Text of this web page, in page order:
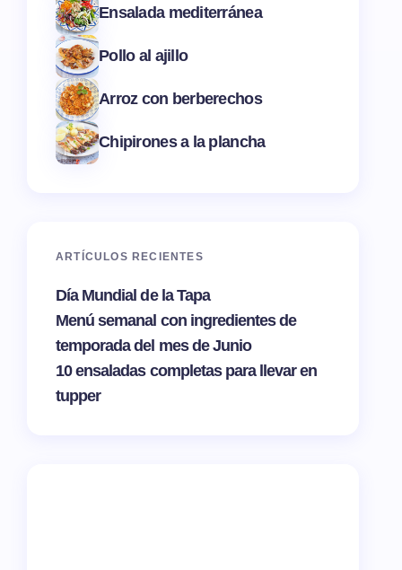
Ensalada mediterránea
Pollo al ajillo
Arroz con berberechos
Chipirones a la plancha
ARTÍCULOS RECIENTES
Día Mundial de la Tapa
Menú semanal con ingredientes de
temporada del mes de Junio
10 ensaladas completas para llevar en
tupper